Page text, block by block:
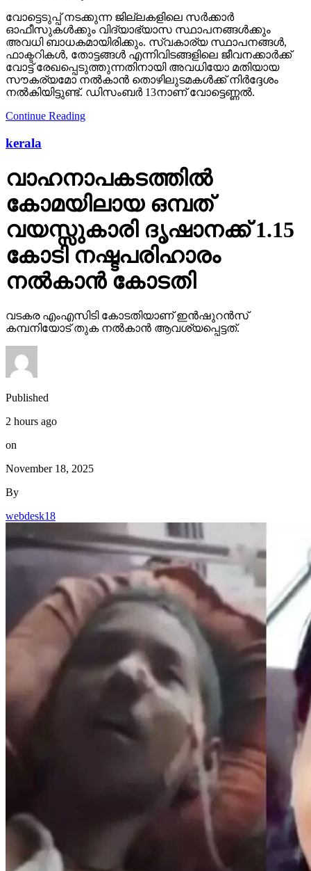
വോട്ടെടുപ്പ് നടക്കുന്ന ജില്ലകളിലെ സര്‍ക്കാര്‍
ഓഫീസുകള്‍ക്കും വിദ്യാഭ്യാസ സ്ഥാപനങ്ങള്‍ക്കും
അവധി ബാധകമായിരിക്കും. സ്വകാര്യ സ്ഥാപനങ്ങള്‍,
ഫാക്ടറികള്‍, തോട്ടങ്ങള്‍ എന്നിവിടങ്ങളിലെ ജീവനക്കാര്‍ക്ക്
വോട്ട് രേഖപ്പെടുത്തുന്നതിനായി അവധിയോ മതിയായ
സൗകര്യമോ നല്‍കാന്‍ തൊഴിലുടമകള്‍ക്ക് നിര്‍ദ്ദേശം
നല്‍കിയിട്ടുണ്ട്. ഡിസംബര്‍ 13നാണ് വോട്ടെണ്ണല്‍.
Continue Reading
kerala
വാഹനാപകടത്തില്‍
കോമയിലായ ഒമ്പത്
വയസ്സുകാരി ദൃഷാനക്ക് 1.15
കോടി നഷ്ടപരിഹാരം
നല്‍കാന്‍ കോടതി
വടകര എംഎസിടി കോടതിയാണ് ഇന്‍ഷുറന്‍സ്
കമ്പനിയോട് തുക നല്‍കാന്‍ ആവശ്യപ്പെട്ടത്.
Published
2 hours ago
on
November 18, 2025
By
webdesk18